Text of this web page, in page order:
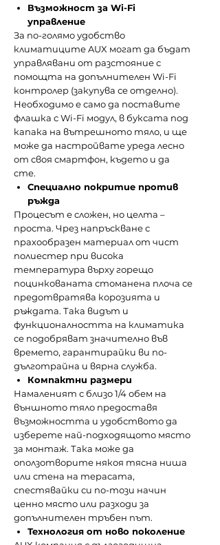
Възможност за Wi-Fi
управление
За по-голямо удобство
климатиците AUX могат да бъдат
управлявани от разстояние с
помощта на допълнителен Wi-Fi
контролер (закупува се отделно).
Необходимо е само да поставите
флашка с Wi-Fi модул, в буксата под
капака на вътрешното тяло, и ще
може да настройвате уреда лесно
от своя смартфон, където и да
сте.
Специално покритие против
ръжда
Процесът е сложен, но целта –
проста. Чрез напръскване с
прахообразен материал от чист
полиестер при висока
температура върху горещо
поцинкованата стоманена плоча се
предотвратява корозията и
ръждата. Така видът и
функционалността на климатика
се подобряват значително във
времето, гарантирайки ви по-
дълготрайна и вярна служба.
Компактни размери
Намаленият с близо 1/4 обем на
външното тяло предоставя
възможността и удобството да
изберете най-подходящото място
за монтаж. Така може да
оползотворите някоя тясна ниша
или стена на терасата,
спестявайки си по-този начин
ценно място или разходи за
допълнителен тръбен път.
Технология от ново поколение